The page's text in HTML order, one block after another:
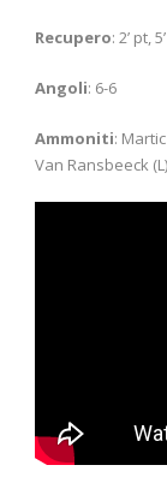
Recupero: 2’ pt,
Angoli: 6-6
Ammoniti:
Van Ransbeeck